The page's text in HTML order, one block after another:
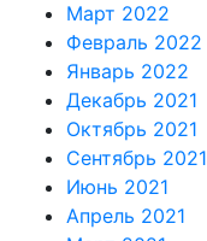
Март 2022
Февраль 2022
Январь 2022
Декабрь 2021
Октябрь 2021
Сентябрь 2021
Июнь 2021
Апрель 2021